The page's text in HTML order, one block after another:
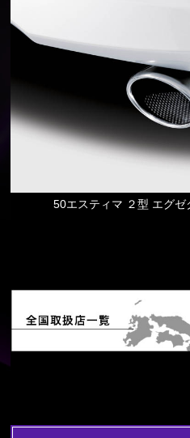
50エスティマ ２型 エグ